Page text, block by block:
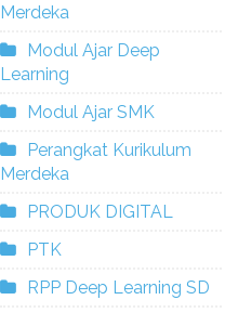
Merdeka
Modul Ajar Deep
Learning
Modul Ajar SMK
Perangkat Kurikulum
Merdeka
PRODUK DIGITAL
PTK
RPP Deep Learning SD